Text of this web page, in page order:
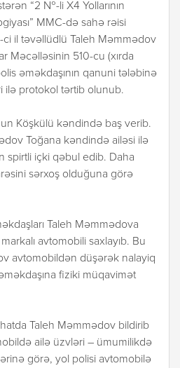
“2 №-li X4 Yollarının
MMC-də sahə rəisi
ci il təvəllüdlü Taleh Məmmədov
Məcəlləsinin 510-cu (xırda
əməkdaşının qanuni tələbinə
ilə protokol tərtib olunub.
Köşkülü kəndində baş verib.
Toğana kəndində ailəsi ilə
spirtli içki qəbul edib. Daha
sərxoş olduğuna görə
Taleh Məmmədova
avtomobili saxlayıb. Bu
avtomobildən düşərək nalayiq
fiziki müqavimət
Taleh Məmmədov bildirib
ailə üzvləri – ümumilikdə
görə, yol polisi avtomobilə